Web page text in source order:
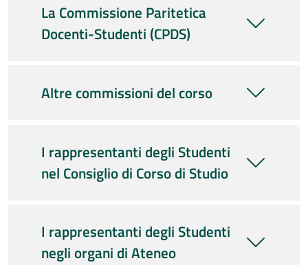
La Commissione Paritetica
Docenti-Studenti (CPDS)
Altre commissioni del corso
I rappresentanti degli Studenti
nel Consiglio di Corso di Studio
I rappresentanti degli Studenti
negli organi di Ateneo